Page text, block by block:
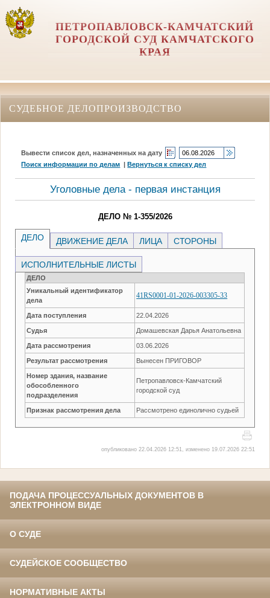
ПЕТРОПАВЛОВСК-КАМЧАТСКИЙ
ГОРОДСКОЙ СУД КАМЧАТСКОГО
КРАЯ
СУДЕБНОЕ ДЕЛОПРОИЗВОДСТВО
Вывести список дел, назначенных на дату
Поиск информации по делам |Вернуться к списку дел
Уголовные дела - первая инстанция
ДЕЛО № 1-355/2026
ДЕЛО ДВИЖЕНИЕ ДЕЛА ЛИЦА СТОРОНЫ
ИСПОЛНИТЕЛЬНЫЕ ЛИСТЫ
ДЕЛО
Уникальный идентификатор
дела
41RS0001-01-2026-003305-33
Дата поступления 22.04.2026
Судья Домашевская Дарья Анатольевна
Дата рассмотрения 03.06.2026
Результат рассмотрения Вынесен ПРИГОВОР
Номер здания, название
обособленного
подразделения
Петропавловск-Камчатский
городской суд
Признак рассмотрения дела Рассмотрено единолично судьей
опубликовано 22.04.2026 12:51, изменено 19.07.2026 22:51
ПОДАЧА ПРОЦЕССУАЛЬНЫХ ДОКУМЕНТОВ В
ЭЛЕКТРОННОМ ВИДЕ
О СУДЕ
СУДЕЙСКОЕ СООБЩЕСТВО
НОРМАТИВНЫЕ АКТЫ